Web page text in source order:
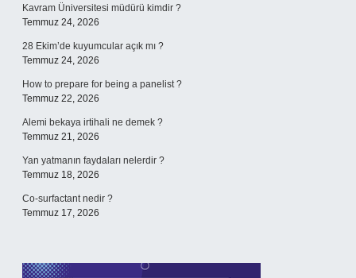
Kavram Üniversitesi müdürü kimdir ?
Temmuz 24, 2026
28 Ekim’de kuyumcular açık mı ?
Temmuz 24, 2026
How to prepare for being a panelist ?
Temmuz 22, 2026
Alemi bekaya irtihali ne demek ?
Temmuz 21, 2026
Yan yatmanın faydaları nelerdir ?
Temmuz 18, 2026
Co-surfactant nedir ?
Temmuz 17, 2026